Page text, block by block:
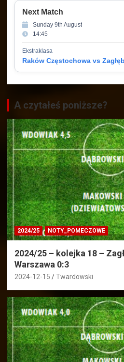
Next Match
Sunday 9th August
14:45
Ekstraklasa
Raków Częstochowa vs
A czytałeś poniższe?
2024/25 NOTY_POMECZOWE
2024/25 – kolejka 18 –
Warszawa 0:3
2024-12-15 Twardowski